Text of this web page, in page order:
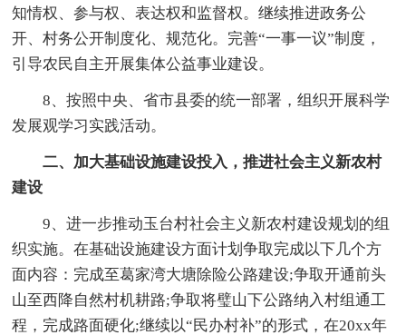
知情权、参与权、表达权和监督权。继续推进政务公
开、村务公开制度化、规范化。完善“一事一议”制度，
引导农民自主开展集体公益事业建设。
8、按照中央、省市县委的统一部署，组织开展科学
发展观学习实践活动。
二、加大基础设施建设投入，推进社会主义新农村
建设
9、进一步推动玉台村社会主义新农村建设规划的组
织实施。在基础设施建设方面计划争取完成以下几个方
面内容：完成至葛家湾大塘除险公路建设;争取开通前头
山至西降自然村机耕路;争取将璧山下公路纳入村组通工
程，完成路面硬化;继续以“民办村补”的形式，在20xx年